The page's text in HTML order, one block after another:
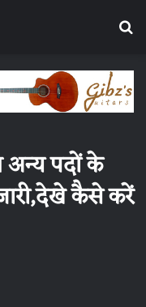
पदों के
कैसे करें